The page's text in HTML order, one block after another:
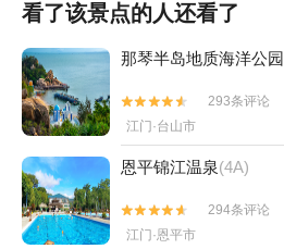
看了该景点的人还看了
那琴半岛地质海洋公园


293条评论
江门·台山市
恩平锦江温泉(4A)


294条评论
江门·恩平市